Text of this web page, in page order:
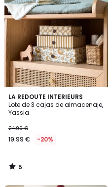
LA REDOUTE INTERIEURS
Lote de 3 cajas de almacenaje,
Yassia
24.99 €
19.99 € -20%
5
/
5
5
/